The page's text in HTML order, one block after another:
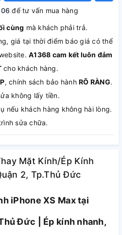
để tư vấn mua hàng
cùng mà khách phải trả.
giá tại thời điểm báo giá có thể
A1368 cam kết luôn đảm
cho khách hàng.
, chính sách bảo hành RÕ RÀNG.
không lấy tiền.
nếu khách hàng không hài lòng.
sửa chữa.
Mặt Kính/Ép Kính
2, Tp.Thủ Đức
iPhone XS Max tại
Đức | Ép kính nhanh,